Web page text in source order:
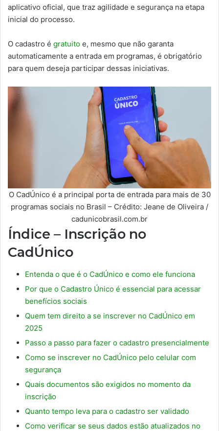
aplicativo oficial, que traz agilidade e segurança na etapa
inicial do processo.
O cadastro é gratuito e, mesmo que não garanta
automaticamente a entrada em programas, é obrigatório
para quem deseja participar dessas iniciativas.
O CadÚnico é a principal porta de entrada para mais de 30
programas sociais no Brasil – Crédito: Jeane de Oliveira /
cadunicobrasil.com.br
Índice – Inscrição no
CadÚnico
Entenda o que é o CadÚnico e como ele funciona
Por que o Cadastro Único é essencial para acessar
benefícios sociais
Quem tem direito a se inscrever no CadÚnico em
2025
Passo a passo para fazer o cadastro presencialmente
Como se inscrever no CadÚnico pelo celular com
segurança
Quais documentos são exigidos no momento da
inscrição
Quanto tempo leva para o cadastro ser validado
Como verificar se seus dados estão atualizados no